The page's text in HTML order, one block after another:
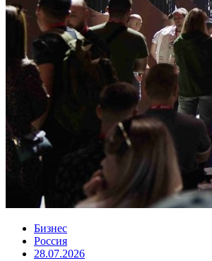
Бизнес
Россия
28.07.2026